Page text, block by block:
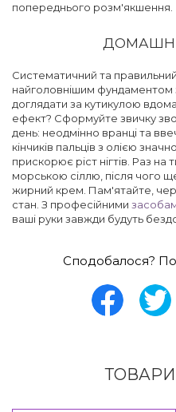
попереднього розм'якшення.
Систематичний та
найголовнішим фундаментом
доглядати за кутикулою
ефект? Сформуйте звичку
день: неодмінно вранці та
кінчиків пальців з олією
прискорює ріст нігтів. Раз на
морською сіллю, після чого
жирний крем. Пам'ятайте,
стан. З професійними
ваші руки завжди будуть
Сподобалося?
ТОВАРИ